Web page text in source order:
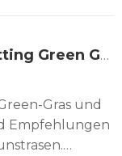
Detaillierter Vergleich von Putting Green Grass und KDK Turf: Hauptunterschiede und Empfehlungen für den kosteneffizientesten Kunstrasen
Gras und
Empfehlungen